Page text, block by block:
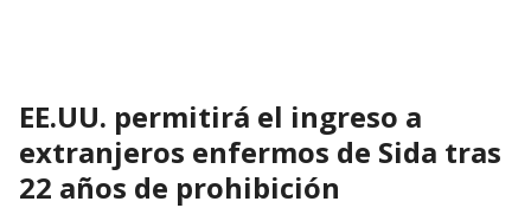
EE.UU. permitirá el ingreso a
extranjeros enfermos de Sida tras
22 años de prohibición